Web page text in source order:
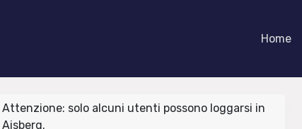
Home
Attenzione: solo alcuni utenti possono loggarsi in
Aisberg.